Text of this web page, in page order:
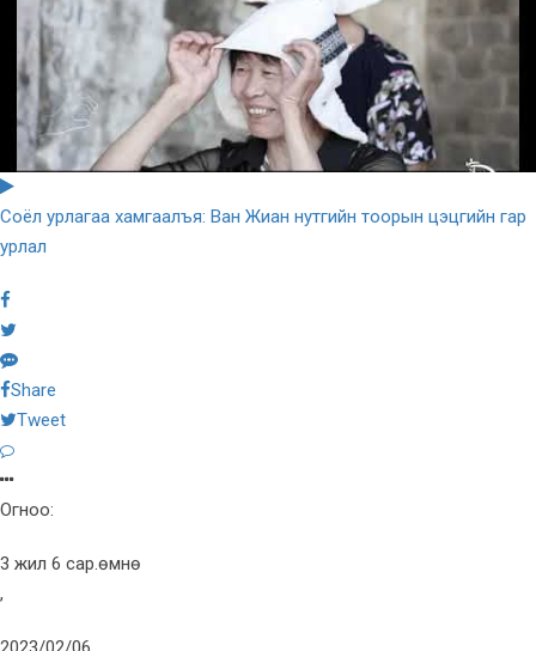
Соёл урлагаа хамгаалъя: Ван Жиан нутгийн тоорын цэцгийн гар
урлал
Share
Tweet
Огноо:
3 жил 6 сар.өмнө
,